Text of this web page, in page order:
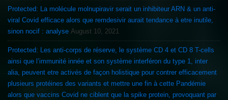
Protected: La molécule molnupiravir serait un inhibiteur ARN & un anti-
viral Covid efficace alors que remdesivir aurait tendance à etre inutile,
sinon nocif : analyse August 10, 2021
Protected: Les anti-corps de réserve, le système CD 4 et CD 8 T-cells
ainsi que l’immunité innée et son système interféron du type 1, inter
alia, peuvent etre activés de façon holistique pour contrer efficacement
plusieurs protéines des variants et mettre une fin à cette Pandémie
alors que vaccins Covid ne ciblent que la spike protein, provoquant par